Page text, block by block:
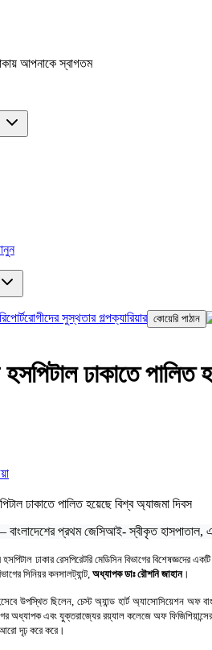
আপনাকে স্বাগতম
রোগীদের সুস্থতার গল্পক্যারিয়ার কোয়েরি পাঠান
ঢাকাতে পালিত
ঢাকাতে পালিত হয়েছে বিশ্ব অ্যাজমা দিবস
প্রথম জেসিআই- স্বীকৃত হাসপাতাল,
ঢাকার রেসপিরেটরি মেডিসিন বিভাগের বিশেষজ্ঞদের
সিনিয়র কনসালট্যান্ট, অধ্যাপক ডাঃ রৌশনি জাহান।
উপস্থিত ছিলেন, চেস্ট অ্যান্ড হার্ট অ্যাসোসিয়েশন
অধ্যাপক এবং যুক্তরাজ্যের রয়্যাল কলেজে অফ
আরো দৃঢ় করে করে।